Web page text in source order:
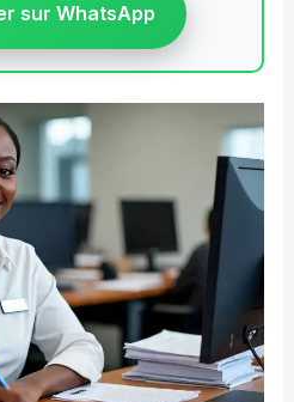
sur WhatsApp